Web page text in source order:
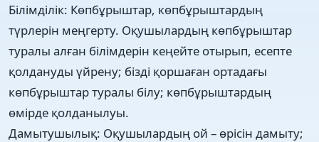
Білімділік: Көпбұрыштар, көпбұрыштардың
түрлерін меңгерту. Оқушылардың көпбұрыштар
туралы алған білімдерін кеңейте отырып, есепте
қолдануды үйрену; бізді қоршаған ортадағы
көпбұрыштар туралы білу; көпбұрыштардың
өмірде қолданылуы.
Дамытушылық: Оқушылардың ой – өрісін дамыту;